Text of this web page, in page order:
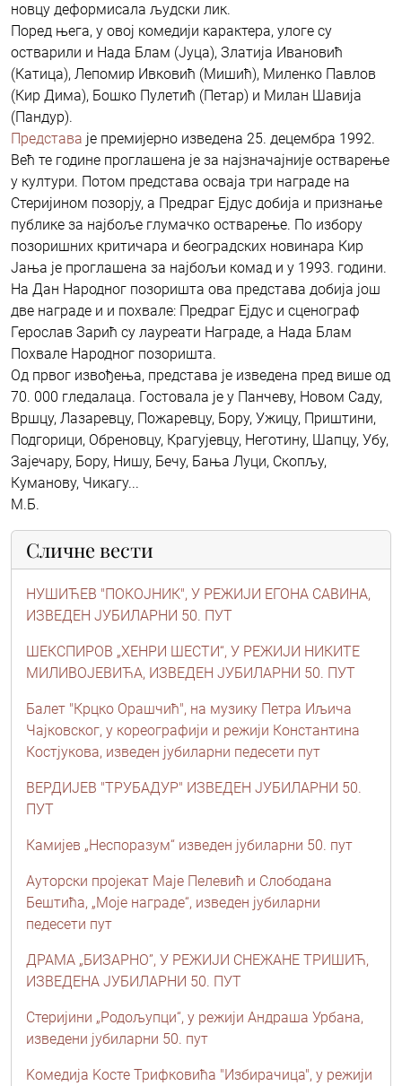
новцу деформисала људски лик.
Поред њега, у овој комедији карактера, улоге су
остварили и Нада Блам (Јуца), Златија Ивановић
(Катица), Лепомир Ивковић (Мишић), Миленко Павлов
(Кир Дима), Бошко Пулетић (Петар) и Милан Шавија
(Пандур).
Представа је премијерно изведена 25. децембра 1992.
Већ те године проглашена је за најзначајније остварење
у култури. Потом представа осваја три награде на
Стеријином позорју, а Предраг Ејдус добија и признање
публике за најбоље глумачко остварење. По избору
позоришних критичара и београдских новинара Кир
Јања је проглашена за најбољи комад и у 1993. години.
На Дан Народног позоришта ова представа добија још
две награде и и похвале: Предраг Ејдус и сценограф
Герослав Зарић су лауреати Награде, а Нада Блам
Похвале Народног позоришта.
Од првог извођења, представа је изведена пред више од
70. 000 гледалаца. Гостовала је у Панчеву, Новом Саду,
Вршцу, Лазаревцу, Пожаревцу, Бору, Ужицу, Приштини,
Подгорици, Обреновцу, Крагујевцу, Неготину, Шапцу, Убу,
Зајечару, Бору, Нишу, Бечу, Бања Луци, Скопљу,
Куманову, Чикагу...
М.Б.
Сличне вести
НУШИЋЕВ "ПОКОЈНИК", У РЕЖИЈИ ЕГОНА САВИНА,
ИЗВЕДЕН ЈУБИЛАРНИ 50. ПУТ
ШЕКСПИРОВ „ХЕНРИ ШЕСТИ“, У РЕЖИЈИ НИКИТЕ
МИЛИВОЈЕВИЋА, ИЗВЕДЕН ЈУБИЛАРНИ 50. ПУТ
Балет "Крцко Орашчић", на музику Петра Иљича
Чајковског, у кореографији и режији Константина
Костјукова, изведен јубиларни педесети пут
ВЕРДИЈЕВ "ТРУБАДУР" ИЗВЕДЕН ЈУБИЛАРНИ 50.
ПУТ
Камијев „Неспоразум“ изведен јубиларни 50. пут
Ауторски пројекат Маје Пелевић и Слободана
Бештића, „Моје награде“, изведен јубиларни
педесети пут
ДРАМА „БИЗАРНО”, У РЕЖИЈИ СНЕЖАНЕ ТРИШИЋ,
ИЗВЕДЕНА ЈУБИЛАРНИ 50. ПУТ
Стеријини „Родољупци“, у режији Андраша Урбана,
изведени јубиларни 50. пут
Kомедија Kосте Трифковића "Избирачица", у режији